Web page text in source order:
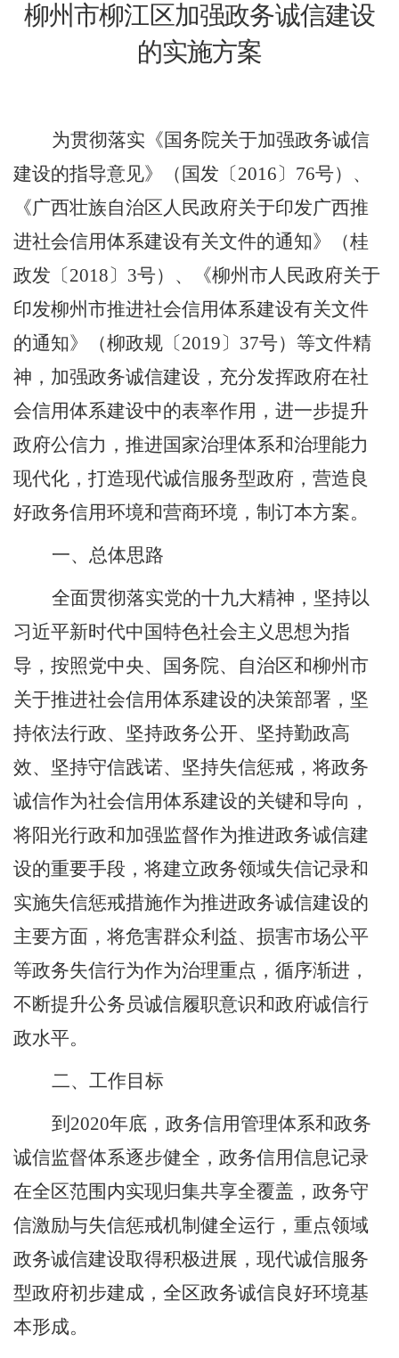
柳州市柳江区加强政务诚信建设
的实施方案
为贯彻落实《国务院关于加强政务诚信
建设的指导意见》（国发〔2016〕 76号）、
《广西壮族自治区人民政府关于印发广西推
进社会信用体系建设有关文件的通知》（桂
政发〔2018〕 3号） 、
《柳州市人民政府关于
印发柳州市推进社会信用体系建设有关文件
的通知》
（柳政规〔2019〕 37号） 等文件精
神，加强政务诚信建设，充分发挥政府在社
会信用体系建设中的表率作用，进一步提升
政府公信力，推进国家治理体系和治理能力
现代化，打造现代诚信服务型政府，营造良
好政务信用环境和营商环境， 制订本方案。
一、总体思路
全面贯彻落实党的十九大精神，坚持以
习近平新时代中国特色社会主义思想为指
导，按照党中央、国务院、自治区和柳州市
关于推进社会信用体系建设的决策部署，坚
持依法行政、坚持政务公开、坚持勤政高
效、坚持守信践诺、坚持失信惩戒，将政务
诚信作为社会信用体系建设的关键和导向，
将阳光行政和加强监督作为推进政务诚信建
设的重要手段，将建立政务领域失信记录和
实施失信惩戒措施作为推进政务诚信建设的
主要方面，将危害群众利益、损害市场公平
等政务失信行为作为治理重点，循序渐进，
不断提升公务员诚信履职意识和政府诚信行
政水平。
二、工作目标
到 2020年底 ，政务信用管理体系和政务
诚信监督体系逐步健全，政务信用信息记录
在全区范围内实现归集共享全覆盖，政务守
信激励与失信惩戒机制健全运行，重点领域
政务诚信建设取得积极进展，现代诚信服务
型政府初步建成，全区政务诚信良好环境基
本形成。